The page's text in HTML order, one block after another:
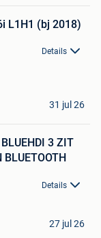
L1H1 (bj 2018)
Details
31 jul 26
3 ZIT
BLUETOOTH
Details
27 jul 26